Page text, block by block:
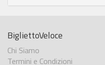
BigliettoVeloce
Chi Siamo
Termini e Condizioni